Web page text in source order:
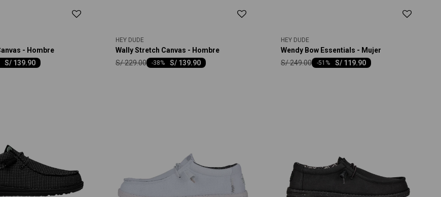
- Hombre
S/ 139.90
HEY DUDE
Wally Stretch Canvas - Hombre
S/ 139.90
-38
S/229.00
HEY DUDE
Wendy Bow Essentials - Mujer
S/ 119.90
-51
S/249.00